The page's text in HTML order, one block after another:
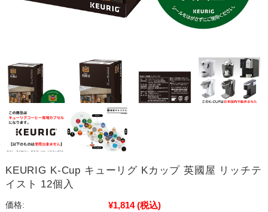
KEURIG K-Cup キューリグ Kカップ 英國屋 リッチテ
イスト 12個入
価格: ¥1,814 (税込)